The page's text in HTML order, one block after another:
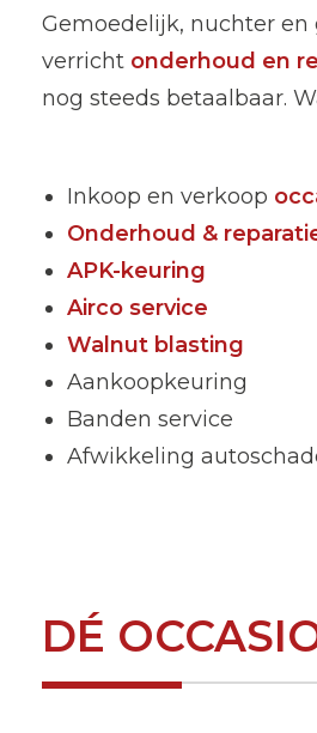
Gemoedelijk, nuchter en
verricht onderhoud en
nog steeds betaalbaar.
Inkoop en verkoop
Onderhoud &
APK-keuring
Airco service
Walnut blasting
Aankoopkeuring
Banden service
Afwikkeling
DÉ